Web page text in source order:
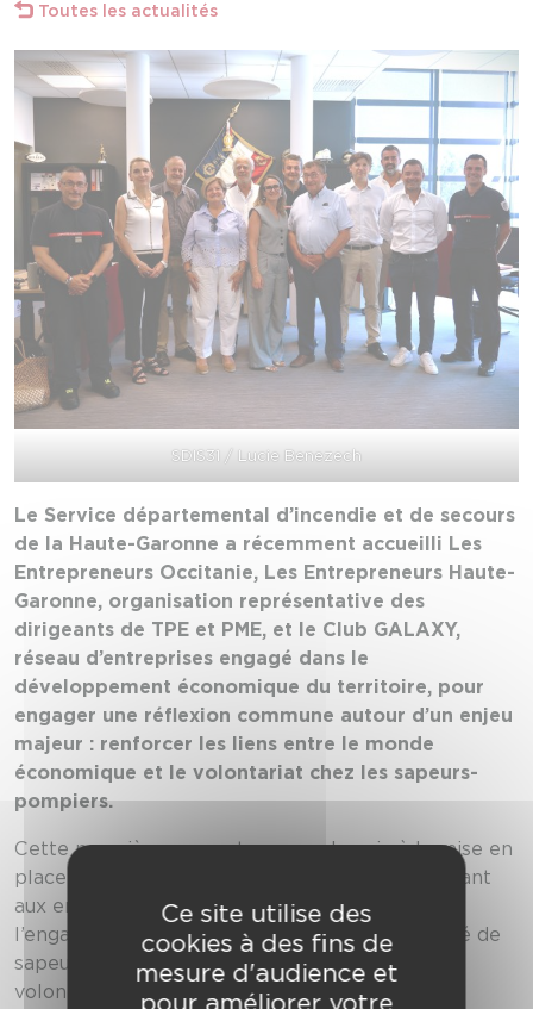
Toutes les actualités
SDIS31 / Lucie Benezech
Le Service départemental d’incendie et de secours
de la Haute-Garonne a récemment accueilli Les
Entrepreneurs Occitanie, Les Entrepreneurs Haute-
Garonne, organisation représentative des
dirigeants de TPE et PME, et le Club GALAXY,
réseau d’entreprises engagé dans le
développement économique du territoire, pour
engager une réflexion commune autour d’un enjeu
majeur : renforcer les liens entre le monde
économique et le volontariat chez les sapeurs-
pompiers.
Cette première rencontre ouvre la voie à la mise en
place de conventions de disponibilité, permettant
aux entreprises adhérentes de favoriser
l’engagement de leurs collaborateurs en qualité de
sapeurs-pompiers volontaires. Parce que le
volontariat repose aussi sur l’implication des
Ce site utilise des
cookies à des fins de
mesure d'audience et
pour améliorer votre